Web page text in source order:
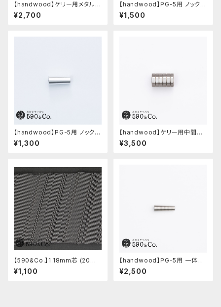
【handwood】ケリー用メタルグ
リップ/前軸・滑り止め (ステンレ
ス)
¥2,700
【handwood】PG-5用 ノックボ
タン (超々ジュラルミン)
¥1,500
【handwood】PG-5用 ノック部
カバー (超超ジュラルミン)
¥1,300
【handwood】ケリー用中間パ
ーツ/カスタムグリップ (八角形/
ステンレス)
¥3,500
【590&Co.】1.18mm芯 (20本
入り)
¥1,100
【handwood】PG-5用 一体型
ノック部カバー (グルーブ/ステン
レス)
¥2,500